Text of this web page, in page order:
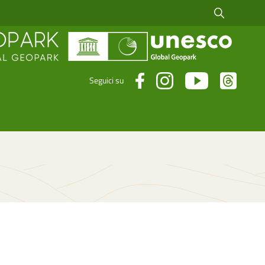
Cerca fra i
Seguici su